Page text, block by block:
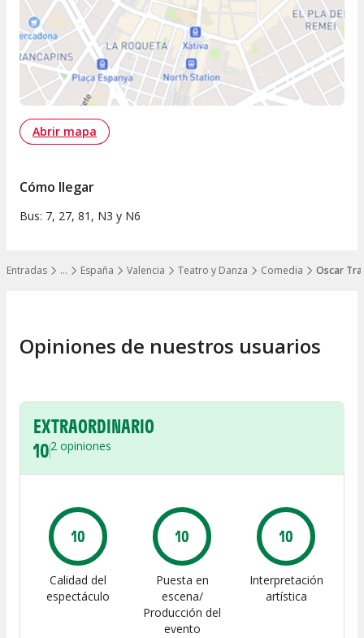
…
Mostrar todos los niveles
Entradas España Valencia Teatro y Danza Comedia Oscar
Abrir mapa
Cómo llegar
Bus: 7, 27, 81, N3 y N6
Opiniones de nuestros usuarios
EXTRAORDINARIO
102 opiniones
10
Calidad del
espectáculo
10
Puesta en
escena/
Producción del
evento
10
Interpretación
artística